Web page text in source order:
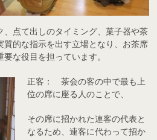
、点て出しのタイミング、菓子器や茶
的な指示を出す立場となり、お茶席
な役目を担っています。
正客： 茶会の客の中で最も上
位の席に座る人のことで、
その席に招かれた連客の代表と
なるため、連客に代わって招か